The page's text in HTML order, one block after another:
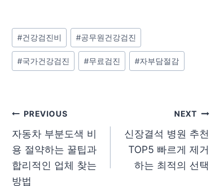
P
o
a
:
#건강검진비 #공무원건강검진
#국가건강검진 #무료검진 #자부담절감
글
탐
색
PREVIOUS
자동차 부분도색 비
용 절약하는 꿀팁과
합리적인 업체 찾는
방법
NEXT
신장결석 병원 추천
TOP5 빠르게 제거
하는 최적의 선택